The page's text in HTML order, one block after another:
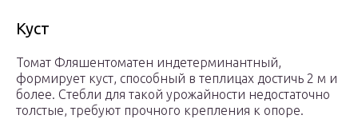
Куст
Томат Фляшентоматен индетерминантный,
формирует куст, способный в теплицах достичь 2 м и
более. Стебли для такой урожайности недостаточно
толстые, требуют прочного крепления к опоре.